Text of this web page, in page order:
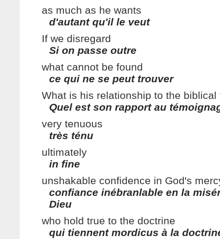
as much as he wants
d'autant qu'il le veut
If we disregard
Si on passe outre
what cannot be found
ce qui ne se peut trouver
What is his relationship to the biblical
Quel est son rapport au
very tenuous
très ténu
ultimately
in fine
unshakable confidence in God's
confiance inébranlable en la
Dieu
who hold true to the doctrine
qui tiennent mordicus à la